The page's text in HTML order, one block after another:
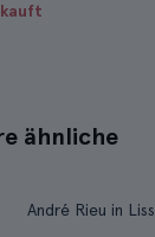
ähnliche
André Rieu in